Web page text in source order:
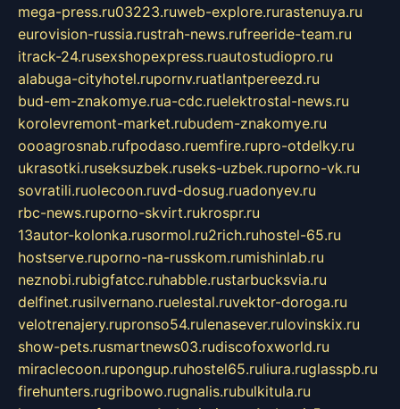
mega-press.ru03223.ruweb-explore.rurastenuya.ru
eurovision-russia.rustrah-news.rufreeride-team.ru
itrack-24.rusexshopexpress.ruautostudiopro.ru
alabuga-cityhotel.rupornv.ruatlantpereezd.ru
bud-em-znakomye.rua-cdc.ruelektrostal-news.ru
korolevremont-market.rubudem-znakomye.ru
oooagrosnab.rufpodaso.ruemfire.rupro-otdelky.ru
ukrasotki.ruseksuzbek.ruseks-uzbek.ruporno-vk.ru
sovratili.ruolecoon.ruvd-dosug.ruadonyev.ru
rbc-news.ruporno-skvirt.rukrospr.ru
13autor-kolonka.rusormol.ru2rich.ruhostel-65.ru
hostserve.ruporno-na-russkom.rumishinlab.ru
neznobi.rubigfatcc.ruhabble.rustarbucksvia.ru
delfinet.rusilvernano.ruelestal.ruvektor-doroga.ru
velotrenajery.rupronso54.rulenasever.rulovinskix.ru
show-pets.rusmartnews03.rudiscofoxworld.ru
miraclecoon.rupongup.ruhostel65.ruliura.ruglasspb.ru
firehunters.rugribowo.rugnalis.rubulkitula.ru